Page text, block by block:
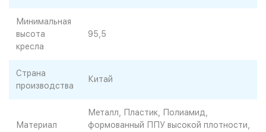
Минимальная
высота
кресла
95,5
Страна
производства
Китай
Материал
Металл, Пластик, Полиамид,
формованный ППУ высокой плотности,